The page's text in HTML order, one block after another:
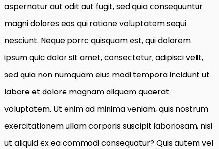
aspernatur aut odit aut fugit, sed quia consequuntur
magni dolores eos qui ratione voluptatem sequi
nesciunt. Neque porro quisquam est, qui dolorem
ipsum quia dolor sit amet, consectetur, adipisci velit,
sed quia non numquam eius modi tempora incidunt ut
labore et dolore magnam aliquam quaerat
voluptatem. Ut enim ad minima veniam, quis nostrum
exercitationem ullam corporis suscipit laboriosam, nisi
ut aliquid ex ea commodi consequatur? Quis autem vel